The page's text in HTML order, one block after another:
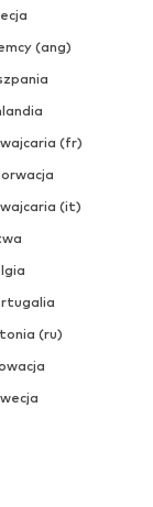
(ang)
(fr)
(it)
(ru)